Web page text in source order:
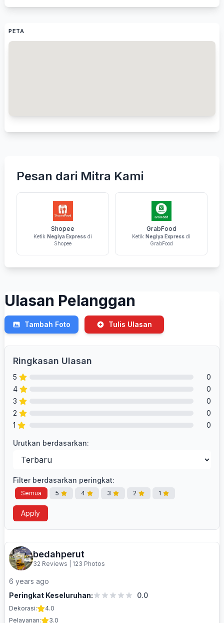
PETA
Pesan dari Mitra Kami
Shopee
Ketik Negiya Express di
Shopee
GrabFood
Ketik Negiya Express di
GrabFood
Ulasan Pelanggan
Tambah Foto Tulis Ulasan
Ringkasan Ulasan
5
0
4
0
3
0
2
0
1
0
Urutkan berdasarkan:
Filter berdasarkan peringkat:
Semua 5 4 3 2 1
Apply
bedahperut
32 Reviews 123 Photos
6 years ago
Peringkat Keseluruhan:
0.0
Dekorasi:
4.0
Pelayanan:
3.0